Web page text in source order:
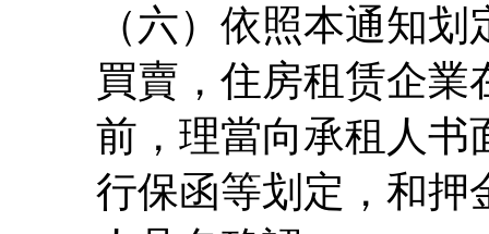
（六）依照本通知
買賣，住房租赁企
前，理當向承租人书
行保函等划定，和押